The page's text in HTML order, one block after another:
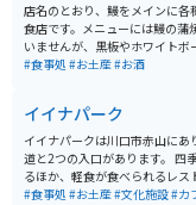
店名のとおり、鰻をメインに各
食店です。メニューには鰻の蒲
いませんが、黒板やホワイト
載されており、どじょう鍋やマ
酒を楽しむ地元の方々なども多
店舗前に3台分のほか、店舗裏
度確保されています。バイクは
められます。
#食事処 #お土産#お酒
イイナパーク
イイナパークは川口市赤山に
道と2つの入口があります。 四
るほか、軽食が食べられるレ
ショップがあります。 休憩と散
#食事処 #お土産#文化施設#カ